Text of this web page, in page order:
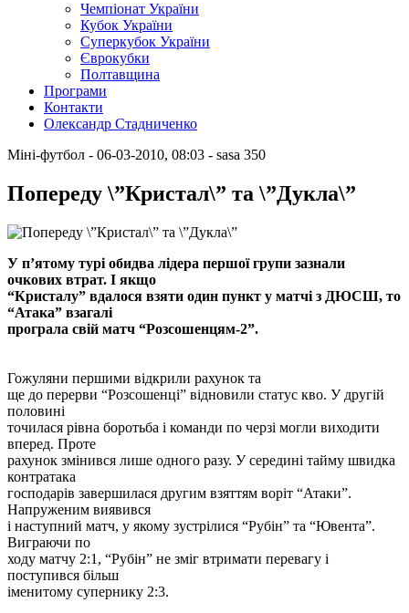
Чемпіонат України
Кубок України
Суперкубок України
Єврокубки
Полтавщина
Програми
Контакти
Олександр Стадниченко
Міні-футбол - 06-03-2010, 08:03 - sasa 350
Попереду \”Кристал\” та \”Дукла\”
У п’ятому турі обидва лідера першої групи зазнали
очкових втрат. І якщо
“Кристалу” вдалося взяти один пункт у матчі з ДЮСШ, то
“Атака” взагалі
програла свій матч “Розсошенцям-2”.
Гожуляни першими відкрили рахунок та
ще до перерви “Розсошенці” відновили статус кво. У другій
половині
точилася рівна боротьба і команди по черзі могли виходити
вперед. Проте
рахунок змінився лише одного разу. У середині тайму швидка
контратака
господарів завершилася другим взяттям воріт “Атаки”.
Напруженим виявився
і наступний матч, у якому зустрілися “Рубін” та “Ювента”.
Виграючи по
ходу матчу 2:1, “Рубін” не зміг втримати перевагу і
поступився більш
іменитому супернику 2:3.